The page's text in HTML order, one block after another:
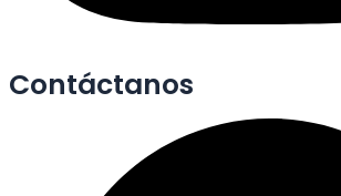
Contáctanos